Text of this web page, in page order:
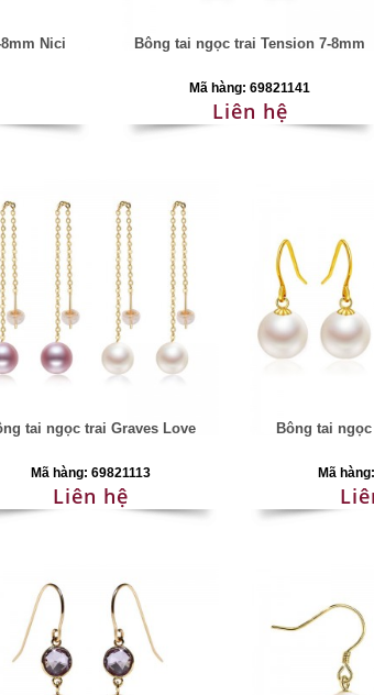
Nici Bông tai ngọc trai Tension 7-8mm
Mã hàng: 69821141
Liên hệ
tai ngọc trai Graves Love
Mã hàng: 69821113
Liên hệ
Bông tai
Mã